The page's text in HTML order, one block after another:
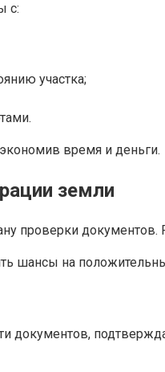
с:
участка;
время и деньги.
земли
проверки
шансы на
документов,